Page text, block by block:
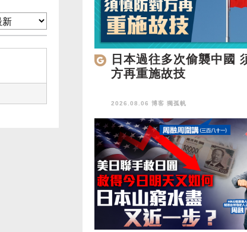
日本過往多次偷襲中國
方再重施故技
2026.08.06 博客 獨孤帆